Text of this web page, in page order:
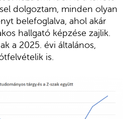
dolgoztam, minden olyan
belefoglalva, ahol akár
hallgató képzése zajlik.
a 2025. évi általános,
is.